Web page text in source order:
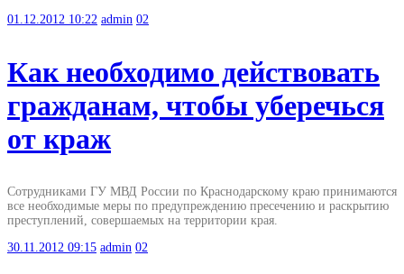
01.12.2012 10:22 admin 02
Как необходимо действовать
гражданам, чтобы уберечься
от краж
Сотрудниками ГУ МВД России по Краснодарскому краю принимаются
все необходимые меры по предупреждению пресечению и раскрытию
преступлений, совершаемых на территории края.
30.11.2012 09:15 admin 02